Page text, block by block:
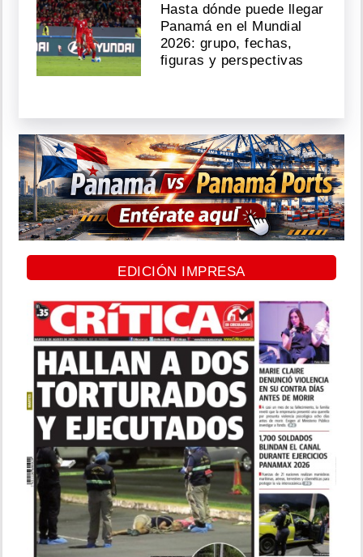
Hasta dónde puede llegar
Panamá en el Mundial
2026: grupo, fechas,
figuras y perspectivas
EDICIÓN IMPRESA